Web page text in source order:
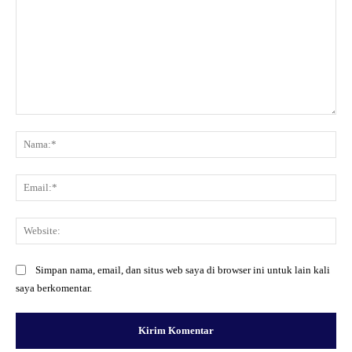
Simpan nama, email, dan situs web saya di browser ini untuk lain kali
saya berkomentar.